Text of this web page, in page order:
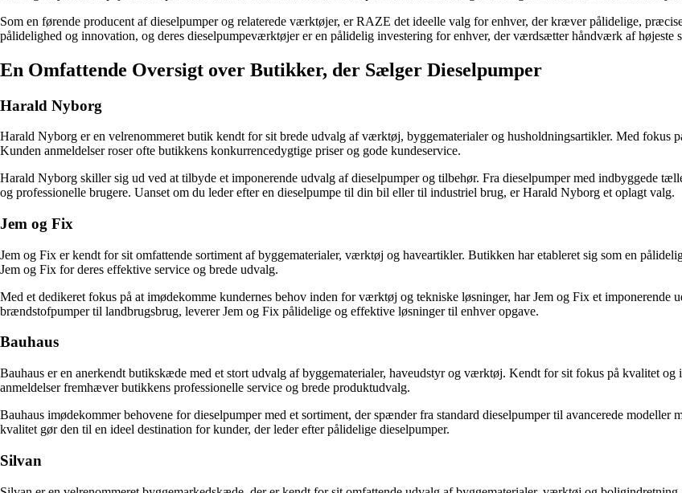
Som en førende producent af dieselpumper og relaterede værktøjer, er RAZE det ideelle valg for enhver, der kræver pålidelige,
pålidelighed og innovation, og deres dieselpumpeværktøjer er en pålidelig investering for enhver, der værdsætter håndværk af højeste
En Omfattende Oversigt over Butikker, der Sælger Dieselpumper
Harald Nyborg
Harald Nyborg er en velrenommeret butik kendt for sit brede udvalg af værktøj, byggematerialer og husholdningsartikler. Med fokus
Kunden anmeldelser roser ofte butikkens konkurrencedygtige priser og gode kundeservice.
Harald Nyborg skiller sig ud ved at tilbyde et imponerende udvalg af dieselpumper og tilbehør. Fra dieselpumper med indbyggede
og professionelle brugere. Uanset om du leder efter en dieselpumpe til din bil eller til industriel brug, er Harald Nyborg et oplagt valg.
Jem og Fix
Jem og Fix er kendt for sit omfattende sortiment af byggematerialer, værktøj og haveartikler. Butikken har etableret sig som en
Jem og Fix for deres effektive service og brede udvalg.
Med et dedikeret fokus på at imødekomme kundernes behov inden for værktøj og tekniske løsninger, har Jem og Fix et imponerende
brændstofpumper til landbrugsbrug, leverer Jem og Fix pålidelige og effektive løsninger til enhver opgave.
Bauhaus
Bauhaus er en anerkendt butikskæde med et stort udvalg af byggematerialer, haveudstyr og værktøj. Kendt for sit fokus på kvalitet
anmeldelser fremhæver butikkens professionelle service og brede produktudvalg.
Bauhaus imødekommer behovene for dieselpumper med et sortiment, der spænder fra standard dieselpumper til avancerede
kvalitet gør den til en ideel destination for kunder, der leder efter pålidelige dieselpumper.
Silvan